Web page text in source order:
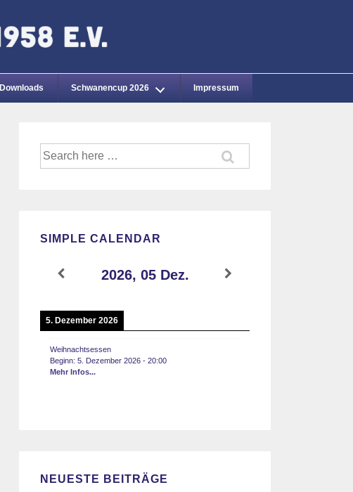
Downloads Schwanencup 2026 Impressum
Suche
nach:
SIMPLE CALENDAR
2026, 05 Dez.
5. Dezember 2026
Weihnachtsessen
Beginn:5. Dezember 2026 -20:00
Mehr Infos...
NEUESTE BEITRÄGE